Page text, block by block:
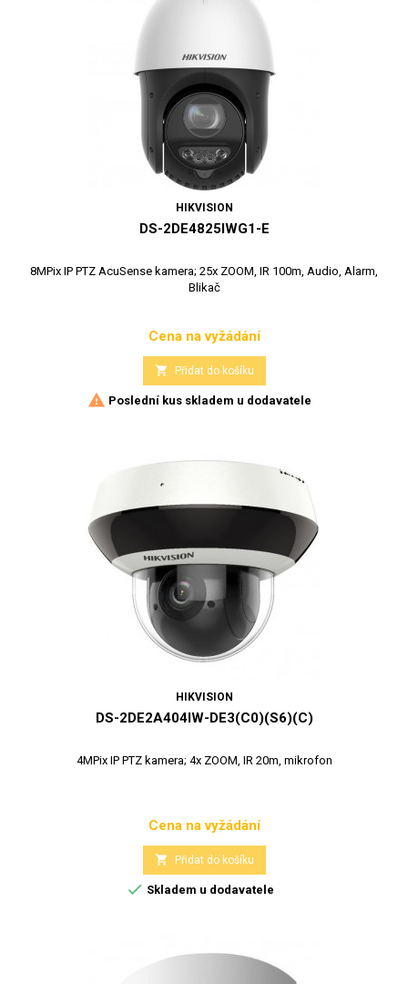
HIKVISION
DS-2DE4825IWG1-E
8MPix IP PTZ AcuSense kamera; 25x ZOOM, IR 100m, Audio, Alarm,
Blikač
Cena
Cena na vyžádání
 Přidat do košíku
 Poslední kus skladem u dodavatele
HIKVISION
DS-2DE2A404IW-DE3(C0)(S6)(C)
4MPix IP PTZ kamera; 4x ZOOM, IR 20m, mikrofon
Cena
Cena na vyžádání
 Přidat do košíku
 Skladem u dodavatele